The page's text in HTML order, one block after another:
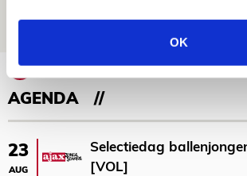
OK
Bekijk meer
AGENDA
23
AUG
Selectiedag
[VOL]